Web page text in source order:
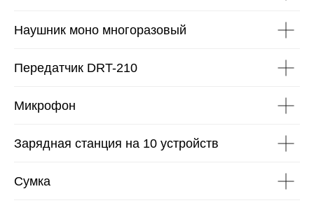
Наушник моно многоразовый
Передатчик DRT-210
Микрофон
Зарядная станция на 10 устройств
Сумка